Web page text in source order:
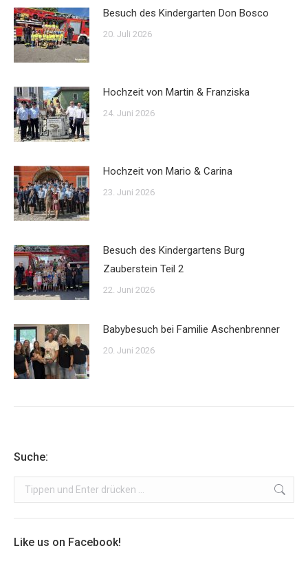
Besuch des Kindergarten Don Bosco
20. Juli 2026
Hochzeit von Martin & Franziska
24. Juni 2026
Hochzeit von Mario & Carina
23. Juni 2026
Besuch des Kindergartens Burg
Zauberstein Teil 2
22. Juni 2026
Babybesuch bei Familie Aschenbrenner
20. Juni 2026
Suche:
Search:
Like us on Facebook!